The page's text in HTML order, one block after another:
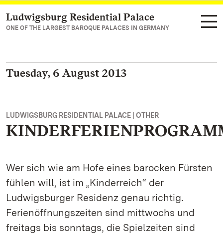
Navigate to main page
Ludwigsburg Residential Palace
ONE OF THE LARGEST BAROQUE PALACES IN GERMANY
Tuesday, 6 August 2013
LUDWIGSBURG RESIDENTIAL PALACE | OTHER
Wer sich wie am Hofe eines barocken Fürsten
fühlen will, ist im „Kinderreich“ der
Ludwigsburger Residenz genau richtig.
Ferienöffnungszeiten sind mittwochs und
freitags bis sonntags, die Spielzeiten sind